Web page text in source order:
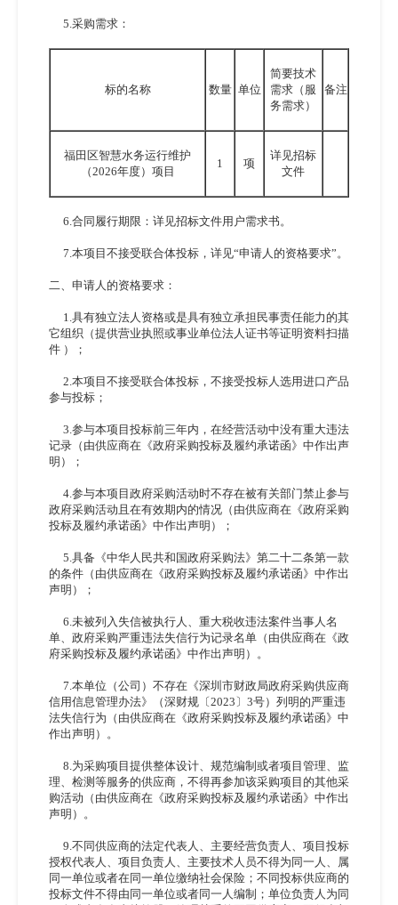
5.采购需求：
标的名称 数量 单位
简要技术
需求（服
务需求）
备注
福田区智慧水务运行维护
（2026年度）项目
1 项
详见招标
文件
6.合同履行期限：详见招标文件用户需求书。
7.本项目不接受联合体投标，详见“申请人的资格要求”。
二、申请人的资格要求：
1.具有独立法人资格或是具有独立承担民事责任能力的其
它组织（提供营业执照或事业单位法人证书等证明资料扫描
件 ）；
2.本项目不接受联合体投标，不接受投标人选用进口产品
参与投标；
3.参与本项目投标前三年内，在经营活动中没有重大违法
记录（由供应商在《政府采购投标及履约承诺函》中作出声
明）；
4.参与本项目政府采购活动时不存在被有关部门禁止参与
政府采购活动且在有效期内的情况（由供应商在《政府采购
投标及履约承诺函》中作出声明）；
5.具备《中华人民共和国政府采购法》第二十二条第一款
的条件（由供应商在《政府采购投标及履约承诺函》中作出
声明）；
6.未被列入失信被执行人、重大税收违法案件当事人名
单、政府采购严重违法失信行为记录名单（由供应商在《政
府采购投标及履约承诺函》中作出声明）。
7.本单位（公司）不存在《深圳市财政局政府采购供应商
信用信息管理办法》（深财规〔2023〕3号）列明的严重违
法失信行为（由供应商在《政府采购投标及履约承诺函》中
作出声明）。
8.为采购项目提供整体设计、规范编制或者项目管理、监
理、检测等服务的供应商，不得再参加该采购项目的其他采
购活动（由供应商在《政府采购投标及履约承诺函》中作出
声明）。
9.不同供应商的法定代表人、主要经营负责人、项目投标
授权代表人、项目负责人、主要技术人员不得为同一人、属
同一单位或者在同一单位缴纳社会保险；不同投标供应商的
投标文件不得由同一单位或者同一人编制；单位负责人为同